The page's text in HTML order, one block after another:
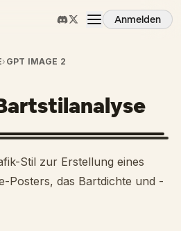
Anmelden
› GPT IMAGE 2
Stil zur Erstellung eines
Posters, das Bartdichte und -